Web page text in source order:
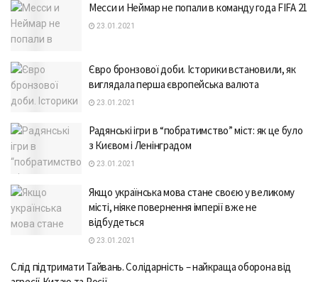
Месси и Неймар не попали в команду года FIFA 21
23.01.2021
Євро бронзової доби. Історики встановили, як
виглядала перша європейська валюта
23.01.2021
Радянські ігри в “побратимство” міст: як це було
з Києвом і Ленінградом
23.01.2021
Якщо українська мова стане своєю у великому
місті, ніяке повернення імперії вже не
відбудеться
23.01.2021
Слід підтримати Тайвань. Солідарність – найкраща оборона від